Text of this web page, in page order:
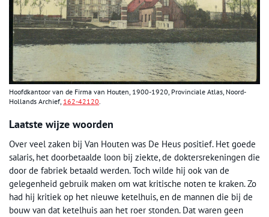
Hoofdkantoor van de Firma van Houten, 1900-1920, Provinciale Atlas, Noord-
Hollands Archief, 162-42120.
Laatste wijze woorden
Over veel zaken bij Van Houten was De Heus positief. Het goede
salaris, het doorbetaalde loon bij ziekte, de doktersrekeningen die
door de fabriek betaald werden. Toch wilde hij ook van de
gelegenheid gebruik maken om wat kritische noten te kraken. Zo
had hij kritiek op het nieuwe ketelhuis, en de mannen die bij de
bouw van dat ketelhuis aan het roer stonden. Dat waren geen